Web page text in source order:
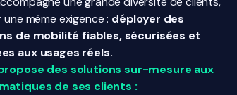
une même exigence : déployer des
de mobilité fiables, sécurisées et
aux usages réels.
des solutions sur-mesure aux
de ses clients :